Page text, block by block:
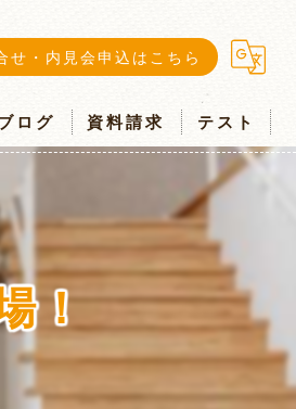
せ・内見会申込はこちら
ログ 資料請求 テスト
！